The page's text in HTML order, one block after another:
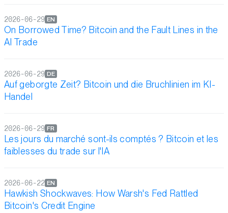
On Borrowed Time? Bitcoin and the Fault Lines in the
AI Trade
EN
2026-06-29
Auf geborgte Zeit? Bitcoin und die Bruchlinien im KI-
Handel
DE
2026-06-29
Les jours du marché sont-ils comptés ? Bitcoin et les
faiblesses du trade sur l'IA
FR
2026-06-29
Hawkish Shockwaves: How Warsh's Fed Rattled
Bitcoin's Credit Engine
EN
2026-06-22